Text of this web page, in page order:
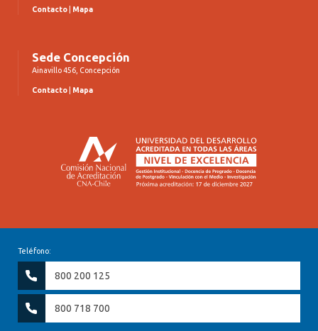
Contacto Mapa
Sede Concepción
Ainavillo 456, Concepción
Contacto Mapa
Teléfono:
800 200 125
800 718 700